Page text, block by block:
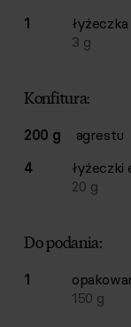
1
łyżeczka
3 g
Konfitura:
200 g
agrestu
4
łyżeczki
20 g
Do podania:
1
150 g